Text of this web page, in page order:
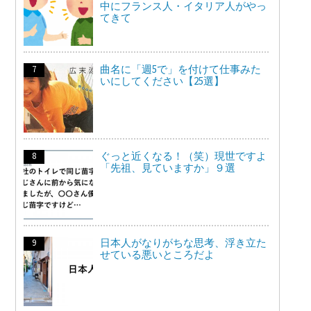
中にフランス人・イタリア人がやっ
てきて
曲名に「週5で」を付けて仕事みた
いにしてください【25選】
ぐっと近くなる！（笑）現世ですよ
「先祖、見ていますか」９選
日本人がなりがちな思考、浮き立た
せている悪いところだよ